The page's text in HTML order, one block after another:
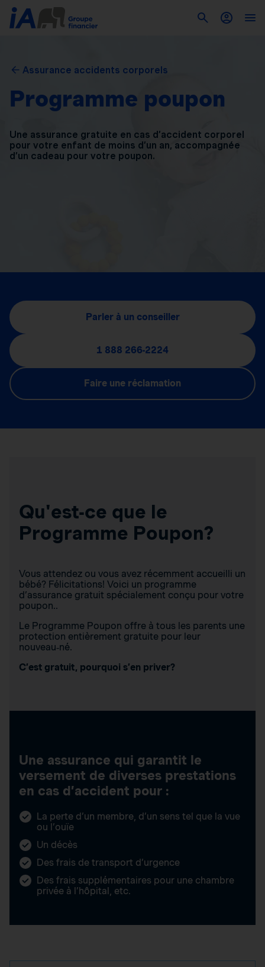
Assurance accidents corporels
Programme poupon
Une assurance gratuite en cas d’accident corporel
pour votre enfant de moins d’un an, accompagnée
d’un cadeau pour votre poupon.
Parler à un conseiller
1 888 266-2224
Faire une réclamation
Qu'est-ce que le
Programme Poupon?
Vous attendez ou vous avez récemment accueilli un
bébé? Félicitations! Voici un programme
d’assurance gratuit spécialement conçu pour votre
poupon..
Le Programme Poupon offre à tous les parents une
protection entièrement gratuite pour leur
nouveau‑né.
C’est gratuit, pourquoi s’en priver?
Une assurance qui garantit le
versement de diverses prestations
en cas d’accident pour :
La perte d’un membre, d’un sens tel que la vue
ou l’ouïe
Un décès
Des frais de transport d’urgence
Des frais supplémentaires pour une chambre
privée à l’hôpital, etc.